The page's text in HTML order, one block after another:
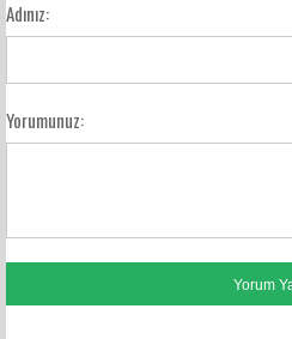
Adınız:
Yorumunuz: